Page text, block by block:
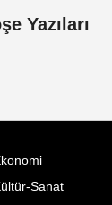
Yazıları
Sanat